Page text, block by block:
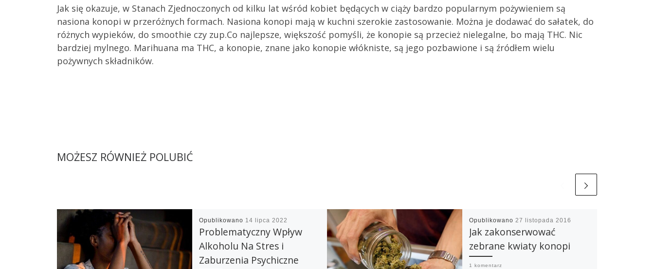
Jak się okazuje, w Stanach Zjednoczonych od kilku lat wśród kobiet będących w ciąży bardzo popularnym pożywieniem są
nasiona konopi w przeróżnych formach. Nasiona konopi mają w kuchni szerokie zastosowanie. Można je dodawać do sałatek, do
różnych wypieków, do smoothie czy zup.Co najlepsze, większość pomyśli, że konopie są przecież nielegalne, bo mają THC. Nic
bardziej mylnego. Marihuana ma THC, a konopie, znane jako konopie włókniste, są jego pozbawione i są źródłem wielu
pożywnych składników.
MOŻESZ RÓWNIEŻ POLUBIĆ
Opublikowano 14 lipca 2022
Problematyczny Wpływ
Alkoholu Na Stres i
Zaburzenia Psychiczne
Opublikowano 27 listopada 2016
Jak zakonserwować
zebrane kwiaty konopi
1 komentarz